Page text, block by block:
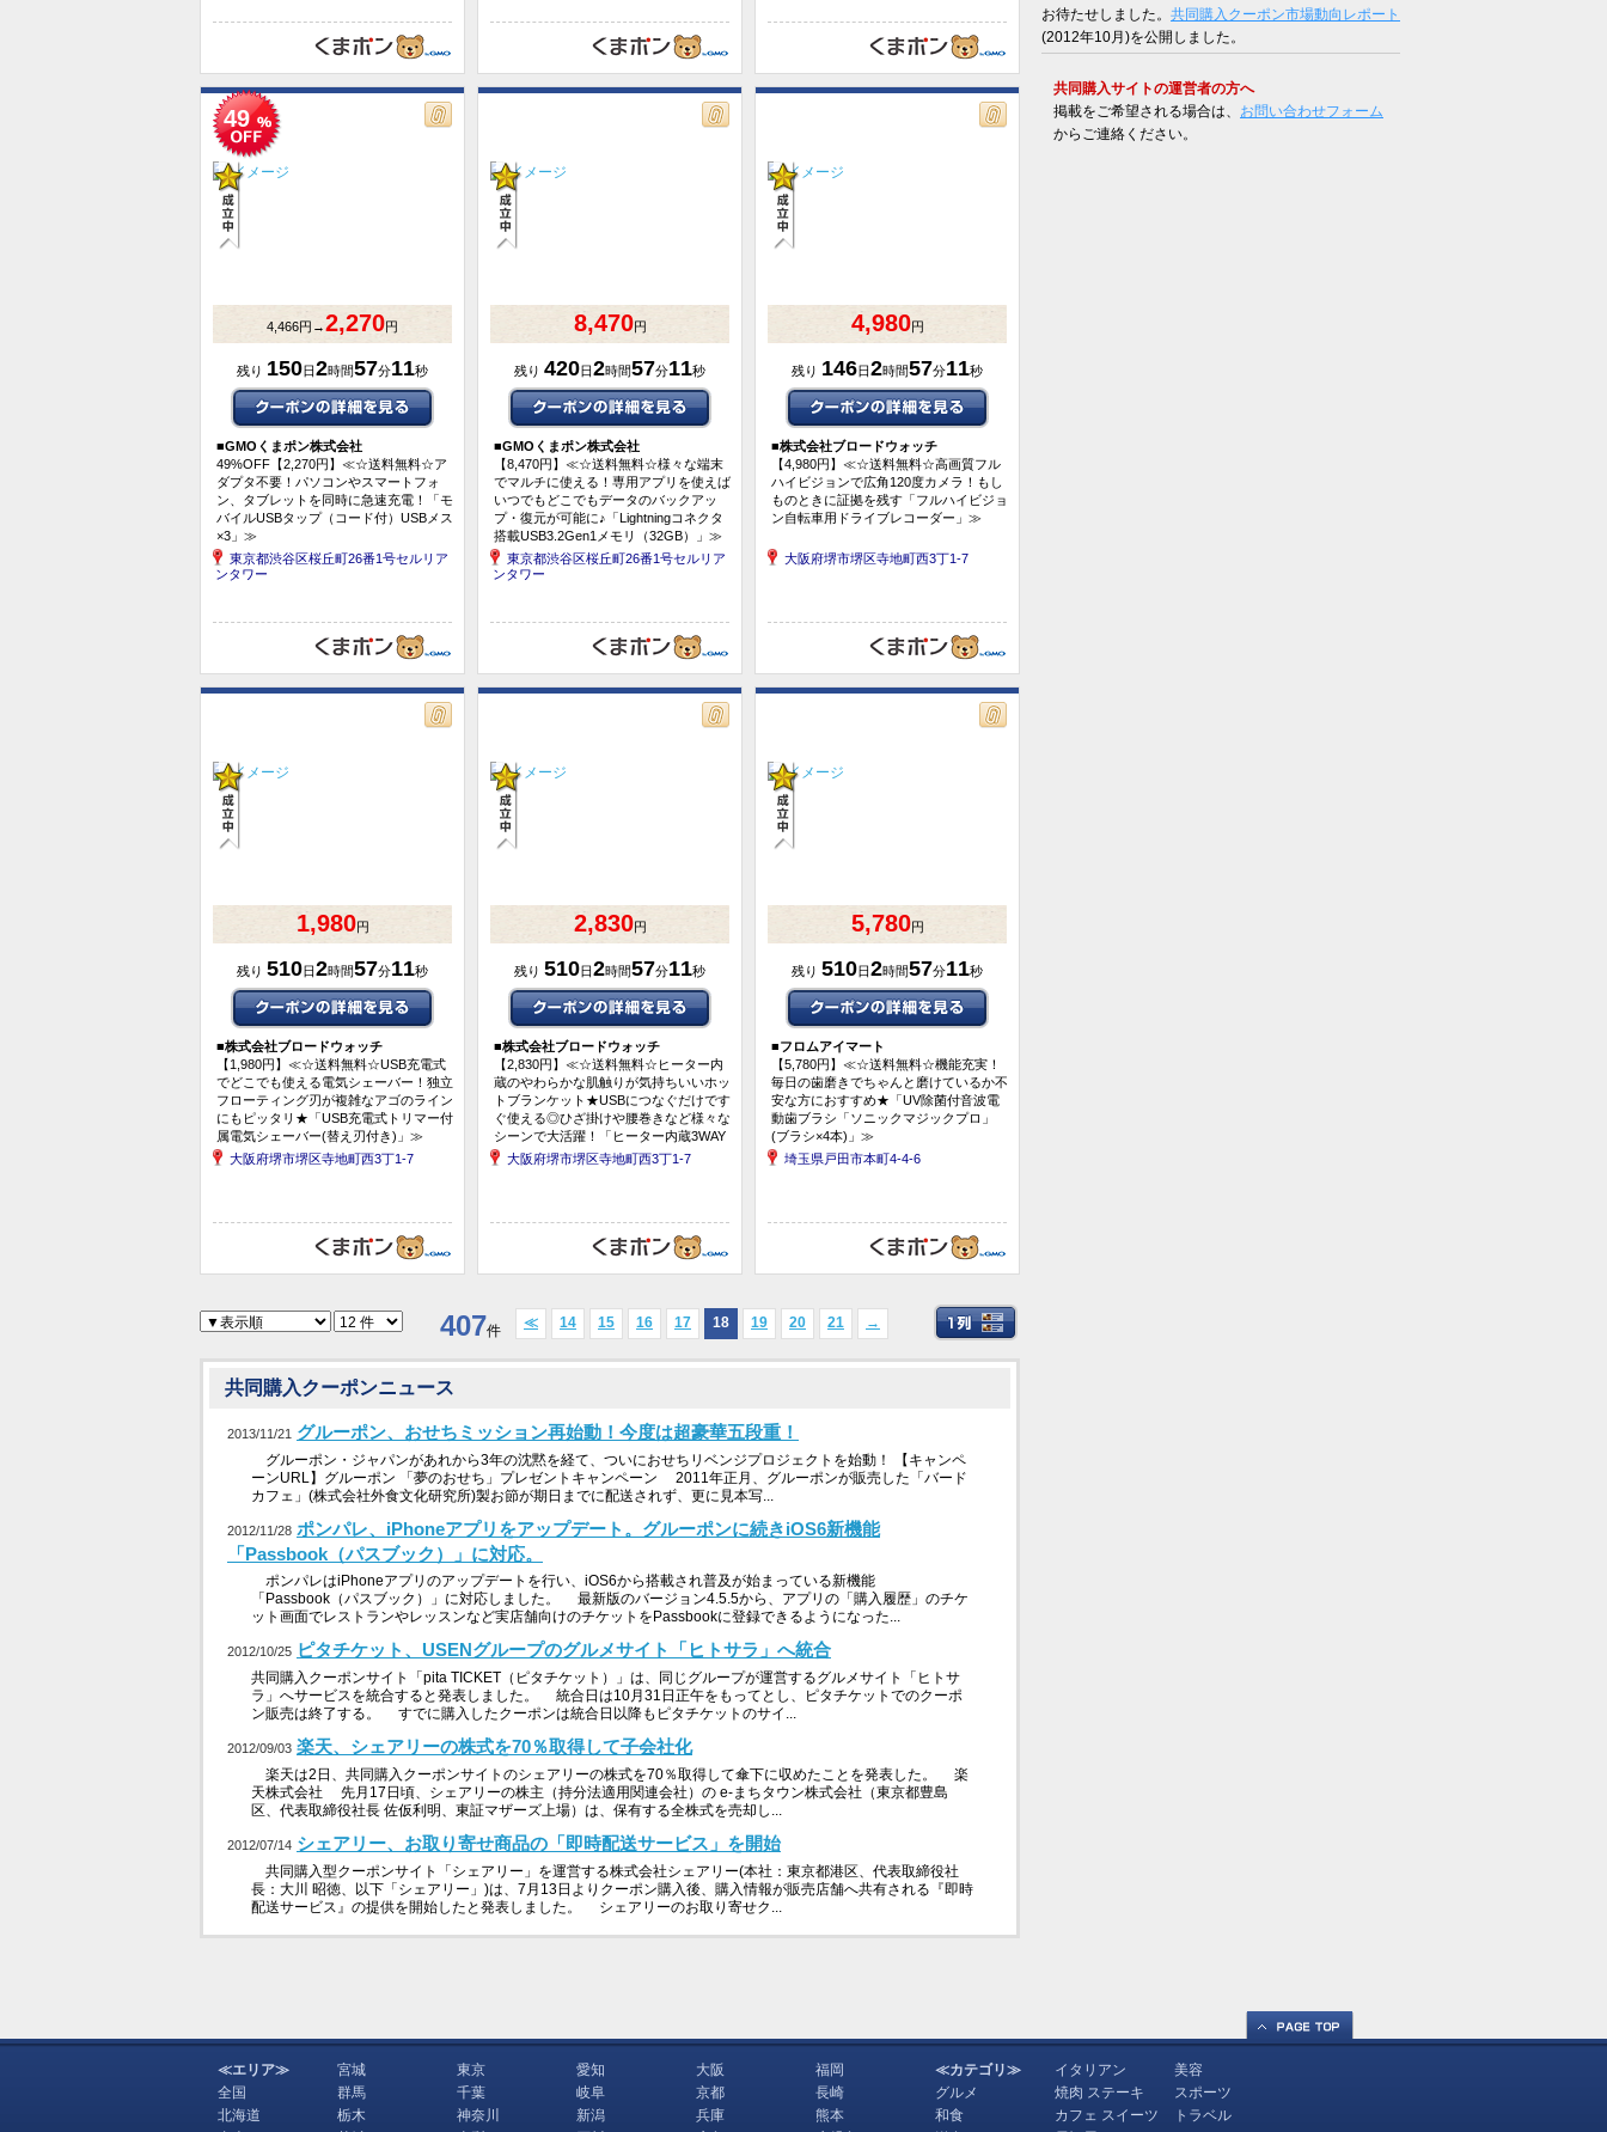
49
4,466円→2,270円
残り 150日2時間57分10秒
■GMOくまポン株式会社
49%OFF【2,270円】≪☆送料無料☆ア
ダプタ不要！パソコンやスマートフォ
ン、タブレットを同時に急速充電！「モ
バイルUSBタップ（コード付）USBメス
×3」≫
東京都渋谷区桜丘町26番1号セルリア
ンタワー
8,470円
残り 420日2時間57分10秒
■GMOくまポン株式会社
【8,470円】≪☆送料無料☆様々な端末
でマルチに使える！専用アプリを使えば
いつでもどこでもデータのバックアッ
プ・復元が可能に♪「Lightningコネクタ
搭載USB3.2Gen1メモリ（32GB）」≫
東京都渋谷区桜丘町26番1号セルリア
ンタワー
4,980円
残り 146日2時間57分10秒
■株式会社ブロードウォッチ
【4,980円】≪☆送料無料☆高画質フル
ハイビジョンで広角120度カメラ！もし
ものときに証拠を残す「フルハイビジョ
ン自転車用ドライブレコーダー」≫
大阪府堺市堺区寺地町西3丁1-7
1,980円
残り 510日2時間57分10秒
■株式会社ブロードウォッチ
【1,980円】≪☆送料無料☆USB充電式
でどこでも使える電気シェーバー！独立
フローティング刃が複雑なアゴのライン
にもピッタリ★「USB充電式トリマー付
属電気シェーバー(替え刃付き)」≫
大阪府堺市堺区寺地町西3丁1-7
2,830円
残り 510日2時間57分10秒
■株式会社ブロードウォッチ
【2,830円】≪☆送料無料☆ヒーター内
蔵のやわらかな肌触りが気持ちいいホッ
トブランケット★USBにつなぐだけです
ぐ使える◎ひざ掛けや腰巻きなど様々な
シーンで大活躍！「ヒーター内蔵3WAY
ホットブランケット100×65cm」≫
大阪府堺市堺区寺地町西3丁1-7
5,780円
残り 510日2時間57分10秒
■フロムアイマート
【5,780円】≪☆送料無料☆機能充実！
毎日の歯磨きでちゃんと磨けているか不
安な方におすすめ★「UV除菌付音波電
動歯ブラシ「ソニックマジックプロ」
(ブラシ×4本)」≫
埼玉県戸田市本町4-4-6
407件 ≪ 14 15 16 17 18 19 20 21 →
共同購入クーポンニュース
2013/11/21 グルーポン、おせちミッション再始動！今度は超豪華五段重！
グルーポン・ジャパンがあれから3年の沈黙を経て、ついにおせちリベンジプロジェクトを始動！ 【キャンペ
ーンURL】グルーポン 「夢のおせち」プレゼントキャンペーン 2011年正月、グルーポンが販売した「バード
カフェ」(株式会社外食文化研究所)製お節が期日までに配送されず、更に見本写...
2012/11/28 ポンパレ、iPhoneアプリをアップデート。グルーポンに続きiOS6新機能
「Passbook（パスブック）」に対応。
ポンパレはiPhoneアプリのアップデートを行い、iOS6から搭載され普及が始まっている新機能
「Passbook（パスブック）」に対応しました。 最新版のバージョン4.5.5から、アプリの「購入履歴」のチケ
ット画面でレストランやレッスンなど実店舗向けのチケットをPassbookに登録できるようになった...
2012/10/25 ピタチケット、USENグループのグルメサイト「ヒトサラ」へ統合
共同購入クーポンサイト「pita TICKET（ピタチケット）」は、同じグループが運営するグルメサイト「ヒトサ
ラ」へサービスを統合すると発表しました。 統合日は10月31日正午をもってとし、ピタチケットでのクーポ
ン販売は終了する。 すでに購入したクーポンは統合日以降もピタチケットのサイ...
2012/09/03 楽天、シェアリーの株式を70％取得して子会社化
楽天は2日、共同購入クーポンサイトのシェアリーの株式を70％取得して傘下に収めたことを発表した。 楽
天株式会社 先月17日頃、シェアリーの株主（持分法適用関連会社）の e-まちタウン株式会社（東京都豊島
区、代表取締役社長 佐仮利明、東証マザーズ上場）は、保有する全株式を売却し...
2012/07/14 シェアリー、お取り寄せ商品の「即時配送サービス」を開始
共同購入型クーポンサイト「シェアリー」を運営する株式会社シェアリー(本社：東京都港区、代表取締役社
長：大川 昭徳、以下「シェアリー」)は、7月13日よりクーポン購入後、購入情報が販売店舗へ共有される『即時
配送サービス』の提供を開始したと発表しました。 シェアリーのお取り寄せク...
お待たせしました。 共同購入クーポン市場動向レポート
(2012年10月)を公開しました。
共同購入サイトの運営者の方へ
掲載をご希望される場合は、 お問い合わせフォーム
からご連絡ください。
≪エリア≫
全国
北海道
宮城
群馬
栃木
東京
千葉
神奈川
愛知
岐阜
新潟
大阪
京都
兵庫
福岡
長崎
熊本
≪カテゴリ≫
グルメ
和食
イタリアン
焼肉 ステーキ
カフェ スイーツ
美容
スポーツ
トラベル